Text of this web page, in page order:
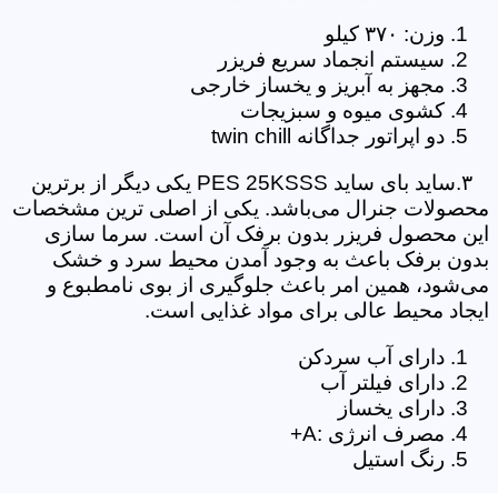
وزن: ۳۷۰ کیلو
سیستم انجماد سریع فریزر
مجهز به آبریز و یخساز خارجی
کشوی میوه و سبزیجات
دو اپراتور جداگانه twin chill
۳.ساید بای ساید PES 25KSSS یکی دیگر از برترین
محصولات جنرال می‌باشد. یکی از اصلی ترین مشخصات
این محصول فریزر بدون برفک آن است. سرما سازی
بدون برفک باعث به وجود آمدن محیط سرد و خشک
می‌شود، همین امر باعث جلوگیری از بوی نامطبوع و
ایجاد محیط عالی برای مواد غذایی است.
دارای آب سردکن
دارای فیلتر آب
دارای یخساز
مصرف انرژی :A+
رنگ استیل